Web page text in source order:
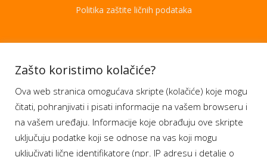
Politika zaštite ličnih podataka
Aplikacije
Moj BH Telecom
Dostupnost usluga
Moja webTV
Aukcije BH Telecom
Zašto koristimo kolačiće?
Ova web stranica omogućava skripte (kolačiće) koje mogu
čitati, pohranjivati i pisati informacije na vašem browseru i
na vašem uređaju. Informacije koje obrađuju ove skripte
uključuju podatke koji se odnose na vas koji mogu
uključivati lične identifikatore (npr. IP adresu i detalje o